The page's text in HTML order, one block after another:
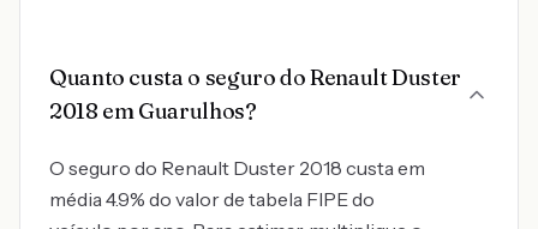
Quanto custa o seguro do Renault Duster
2018 em Guarulhos?
O seguro do Renault Duster 2018 custa em
média 4.9% do valor de tabela FIPE do